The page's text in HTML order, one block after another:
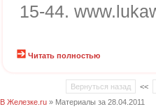
15-44.
Читать полностью
Вернуться назад
<<
В Железке.ru » Материалы за 28.04.2011